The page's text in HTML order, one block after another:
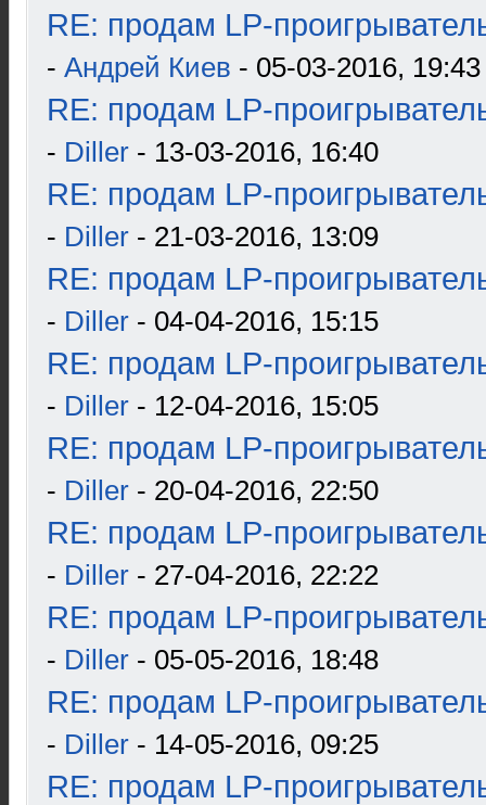
RE: продам LP-
- Андрей Киев - 05-03-2016, 19:43
RE: продам LP-
- Diller - 13-03-2016, 16:40
RE: продам LP-
- Diller - 21-03-2016, 13:09
RE: продам LP-
- Diller - 04-04-2016, 15:15
RE: продам LP-
- Diller - 12-04-2016, 15:05
RE: продам LP-
- Diller - 20-04-2016, 22:50
RE: продам LP-
- Diller - 27-04-2016, 22:22
RE: продам LP-
- Diller - 05-05-2016, 18:48
RE: продам LP-
- Diller - 14-05-2016, 09:25
RE: продам LP-